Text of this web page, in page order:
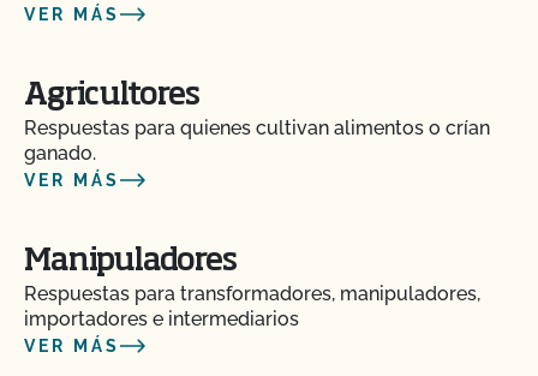
VER MÁS
Agricultores
Respuestas para quienes cultivan alimentos o crían
ganado.
VER MÁS
Manipuladores
Respuestas para transformadores, manipuladores,
importadores e intermediarios
VER MÁS